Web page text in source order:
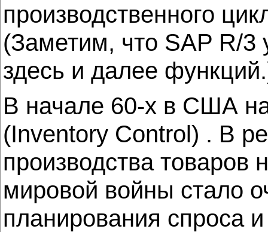
производственного
(Заметим, что SAP R/3
здесь и далее
В начале 60-х в США
(Inventory Control) . В
производства товаров
мировой войны стало
планирования спроса